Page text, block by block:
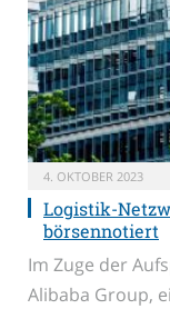
4. OKTOBER 2023
Logistik-
börsennotiert
Im Zuge der
Alibaba Group,